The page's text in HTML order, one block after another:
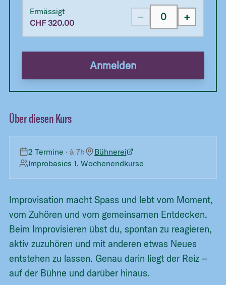
Ermässigt
CHF320.00 − +
Anmelden
Über diesen Kurs
2 Termine · à7h
Bühnerei
Improbasics 1, Wochenendkurse
Improvisation macht Spass und lebt vom Moment,
vom Zuhören und vom gemeinsamen Entdecken.
Beim Improvisieren übst du, spontan zu reagieren,
aktiv zuzuhören und mit anderen etwas Neues
entstehen zu lassen. Genau darin liegt der Reiz –
auf der Bühne und darüber hinaus.